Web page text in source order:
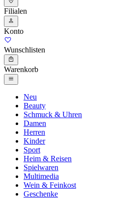
Filialen
Konto
Wunschlisten
Warenkorb
Neu
Beauty
Schmuck & Uhren
Damen
Herren
Kinder
Sport
Heim & Reisen
Spielwaren
Multimedia
Wein & Feinkost
Geschenke